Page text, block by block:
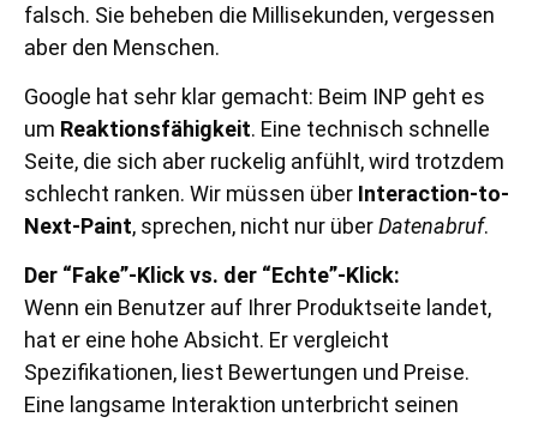
falsch. Sie beheben die Millisekunden, vergessen
aber den Menschen.
Google hat sehr klar gemacht: Beim INP geht es
um Reaktionsfähigkeit. Eine technisch schnelle
Seite, die sich aber ruckelig anfühlt, wird trotzdem
schlecht ranken. Wir müssen über Interaction-to-
Next-Paint, sprechen, nicht nur überDatenabruf.
Der “Fake”-Klick vs. der “Echte”-Klick:
Wenn ein Benutzer auf Ihrer Produktseite landet,
hat er eine hohe Absicht. Er vergleicht
Spezifikationen, liest Bewertungen und Preise.
Eine langsame Interaktion unterbricht seinen